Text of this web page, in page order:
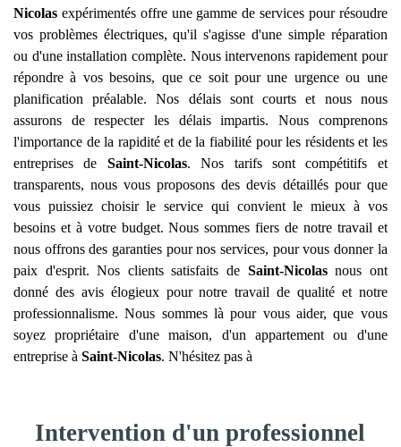
Nicolas expérimentés offre une gamme de services pour résoudre
vos problèmes électriques, qu'il s'agisse d'une simple réparation
ou d'une installation complète. Nous intervenons rapidement pour
répondre à vos besoins, que ce soit pour une urgence ou une
planification préalable. Nos délais sont courts et nous nous
assurons de respecter les délais impartis. Nous comprenons
l'importance de la rapidité et de la fiabilité pour les résidents et les
entreprises de Saint-Nicolas. Nos tarifs sont compétitifs et
transparents, nous vous proposons des devis détaillés pour que
vous puissiez choisir le service qui convient le mieux à vos
besoins et à votre budget. Nous sommes fiers de notre travail et
nous offrons des garanties pour nos services, pour vous donner la
paix d'esprit. Nos clients satisfaits de Saint-Nicolasnous ont
donné des avis élogieux pour notre travail de qualité et notre
professionnalisme. Nous sommes là pour vous aider, que vous
soyez propriétaire d'une maison, d'un appartement ou d'une
entreprise à Saint-Nicolas. N'hésitez pas à
Intervention d'un professionnel